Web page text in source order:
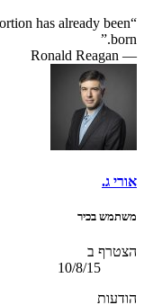
has already been
born.”
― Ronald Reagan
אורי ג.
משתמש בכיר
הצטרף ב
10/8/15
הודעות